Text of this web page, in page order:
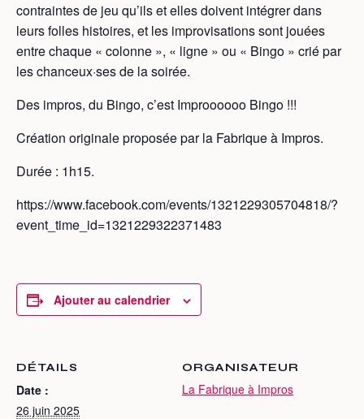
contraintes de jeu qu’ils et elles doivent intégrer dans
leurs folles histoires, et les improvisations sont jouées
entre chaque « colonne », « ligne » ou « Bingo » crié par
les chanceux·ses de la soirée.
Des impros, du Bingo, c’est Improooooo Bingo !!!
Création originale proposée par la Fabrique à Impros.
Durée : 1h15.
https://www.facebook.com/events/1321229305704818/?
event_time_id=1321229322371483
Ajouter au calendrier
DÉTAILS
Date :
26 juin 2025
ORGANISATEUR
La Fabrique à Impros